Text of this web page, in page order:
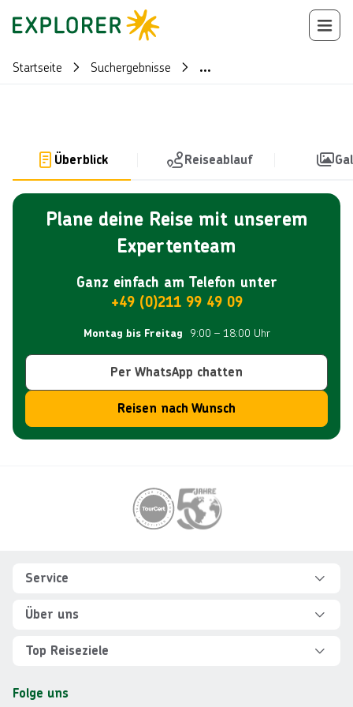
Startseite Suchergebnisse ...
Überblick Reiseablauf
Plane deine Reise mit unserem
Expertenteam
Ganz einfach am Telefon unter
+49 (0)211 99 49 09
Montag bis Freitag 9:00 – 18:00 Uhr
Per WhatsApp chatten
Reisen nach Wunsch
Footer navigation
Service
Hilfe und FAQ
Individuelle Reiseplanung
Über uns
Über Explorer
Für Partner
Top Reiseziele
Folge uns